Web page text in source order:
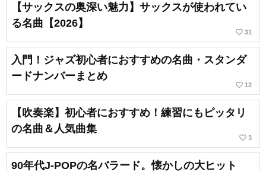
【サックスの奥深い魅力】サックスが使われてい
る名曲【2026】
favorite_border 31
入門！ジャズ初心者におすすめの名曲・スタンダ
ードナンバーまとめ
favorite_border 12
【吹奏楽】初心者におすすめ！練習にもピッタリ
の名曲＆人気曲集
favorite_border 3
90年代J-POPの名バラード。懐かしの大ヒット